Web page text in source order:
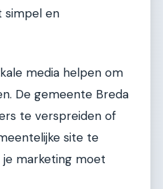
simpel en
media helpen om
De gemeente Breda
te verspreiden of
site te
je marketing moet